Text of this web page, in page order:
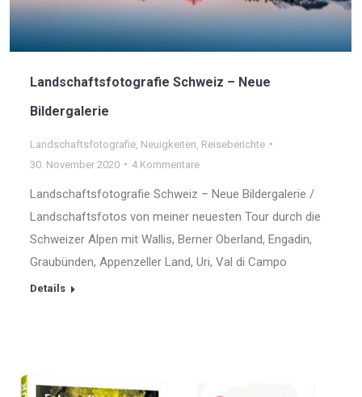
Landschaftsfotografie Schweiz – Neue
Bildergalerie
Landschaftsfotografie Neuigkeiten Reiseberichte
30. November 2020
4 Kommentare
Landschaftsfotografie Schweiz – Neue Bildergalerie /
Landschaftsfotos von meiner neuesten Tour durch die
Schweizer Alpen mit Wallis, Berner Oberland, Engadin,
Graubünden, Appenzeller Land, Uri, Val di Campo
Details